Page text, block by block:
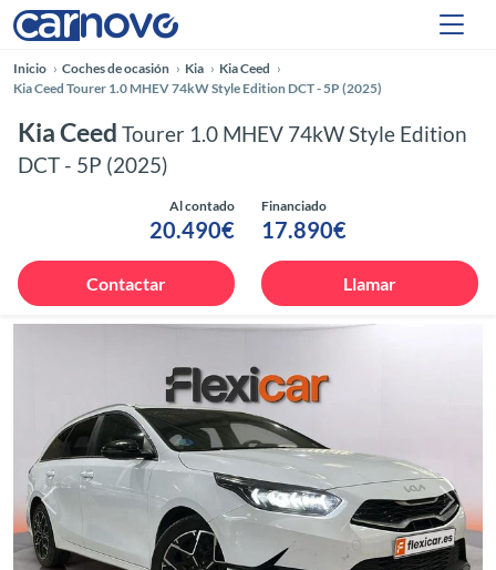
Inicio Coches de ocasión Kia
Kia Ceed
Kia Ceed Tourer 1.0 MHEV 74kW Style Edition DCT - 5P (2025)
Kia Ceed Tourer 1.0 MHEV 74kW Style Edition
DCT - 5P (2025)
Al contado
20.490€
Financiado
17.890€
Contactar Llamar
Anterior